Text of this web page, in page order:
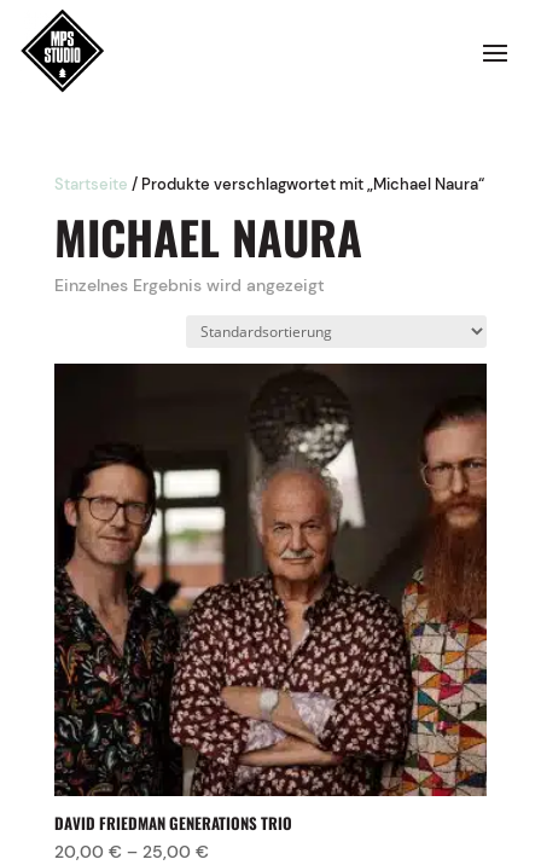
Startseite / Produkte verschlagwortet mit „Michael Naura“
MICHAEL NAURA
Einzelnes Ergebnis wird angezeigt
DAVID FRIEDMAN GENERATIONS TRIO
20,00 € – 25,00 €